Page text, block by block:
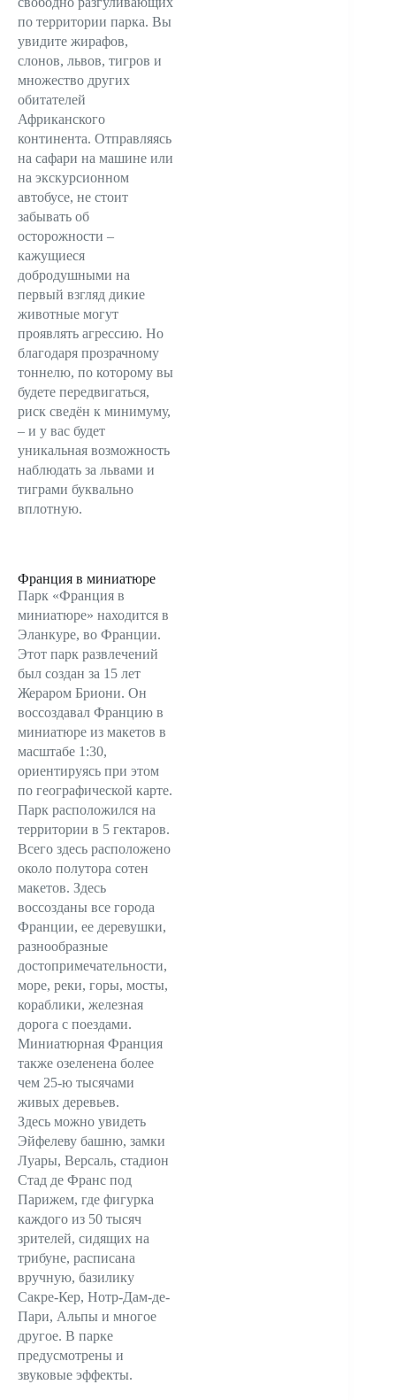
по территории парка. Вы
увидите жирафов,
слонов, львов, тигров и
множество других
обитателей
Африканского
континента. Отправляясь
на сафари на машине или
на экскурсионном
автобусе, не стоит
забывать об
осторожности –
кажущиеся
добродушными на
первый взгляд дикие
животные могут
проявлять агрессию. Но
благодаря прозрачному
тоннелю, по которому вы
будете передвигаться,
риск сведён к минимуму,
– и у вас будет
уникальная возможность
наблюдать за львами и
тиграми буквально
вплотную.
Франция в миниатюре
Парк «Франция в
миниатюре» находится в
Эланкуре, во Франции.
Этот парк развлечений
был создан за 15 лет
Жераром Бриони. Он
воссоздавал Францию в
миниатюре из макетов в
масштабе 1:30,
ориентируясь при этом
по географической карте.
Парк расположился на
территории в 5 гектаров.
Всего здесь расположено
около полутора сотен
макетов. Здесь
воссозданы все города
Франции, ее деревушки,
разнообразные
достопримечательности,
море, реки, горы, мосты,
кораблики, железная
дорога с поездами.
Миниатюрная Франция
также озеленена более
чем 25-ю тысячами
живых деревьев.
Здесь можно увидеть
Эйфелеву башню, замки
Луары, Версаль, стадион
Стад де Франс под
Парижем, где фигурка
каждого из 50 тысяч
зрителей, сидящих на
трибуне, расписана
вручную, базилику
Сакре-Кер, Нотр-Дам-де-
Пари, Альпы и многое
другое. В парке
предусмотрены и
звуковые эффекты.